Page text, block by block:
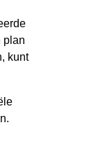
plan
kunt